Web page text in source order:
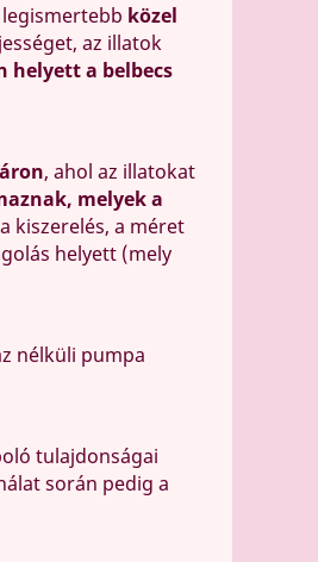
közel
az illatok
a belbecs
, ahol az illatokat
melyek a
kiszerelés, a méret
helyett (mely
nélküli pumpa
tulajdonságai
során pedig a